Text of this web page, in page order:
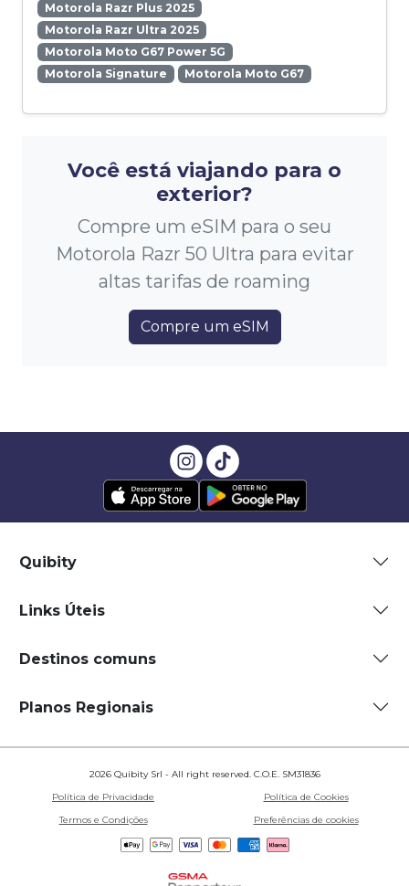
Motorola Razr Plus 2025
Motorola Razr Ultra 2025
Motorola Moto G67 Power 5G
Motorola Signature
Motorola Moto G67
Você está viajando para o
exterior?
Compre um eSIM para o seu
Motorola Razr 50 Ultra para evitar
altas tarifas de roaming
Compre um eSIM
Quibity
Links Úteis
Destinos comuns
Planos Regionais
2026 Quibity Srl - All right reserved. C.O.E. SM31836
Política de Privacidade
Política de Cookies
Termos e Condições
Preferências de cookies